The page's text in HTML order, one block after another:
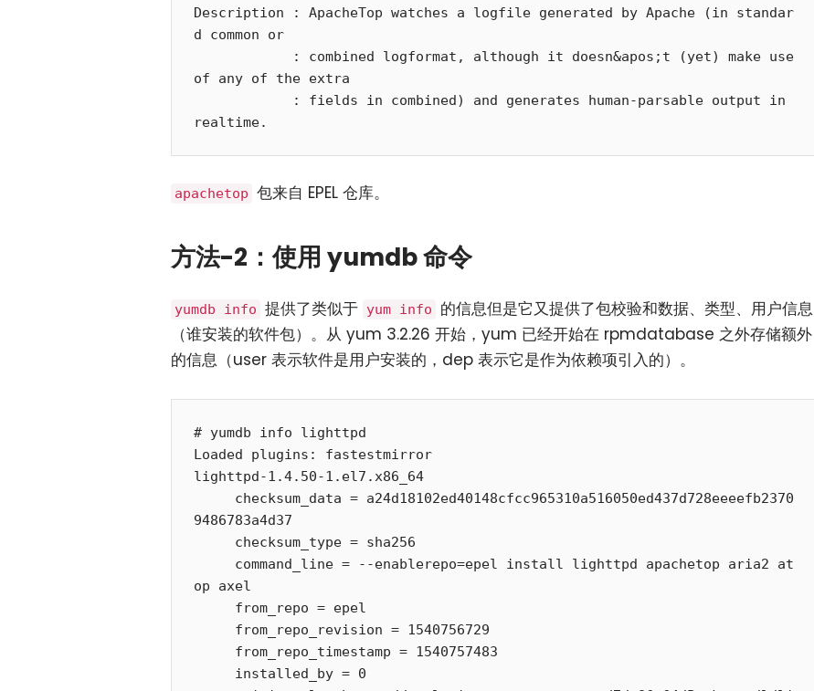
Description : ApacheTop watches a logfile generated by Apache (in standar
d common or
of any of the extra
realtime.
apachetop 包来自 EPEL 仓库。
方法-2：使用 yumdb 命令
yumdb info 提供了类似于 yum info
的信息但是它又提供了包校验和数据、类型、用户信息
（谁安装的软件包）。从 yum 3.2.26 开始，yum 已经开始在 rpmdatabase 之外存储额外
的信息（user 表示软件是用户安装的，dep 表示它是作为依赖项引入的）。
# yumdb info lighttpd
Loaded plugins: fastestmirror
lighttpd-1.4.50-1.el7.x86_64
9486783a4d37
op axel